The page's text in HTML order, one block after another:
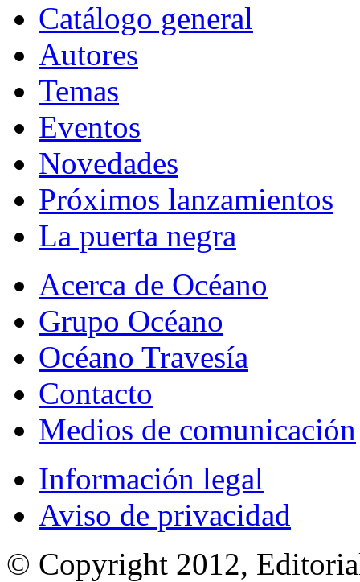
Catálogo general
Autores
Temas
Eventos
Novedades
Próximos lanzamientos
La puerta negra
Acerca de Océano
Grupo Océano
Océano Travesía
Contacto
Medios de comunicación
Información legal
Aviso de privacidad
© Copyright 2012,